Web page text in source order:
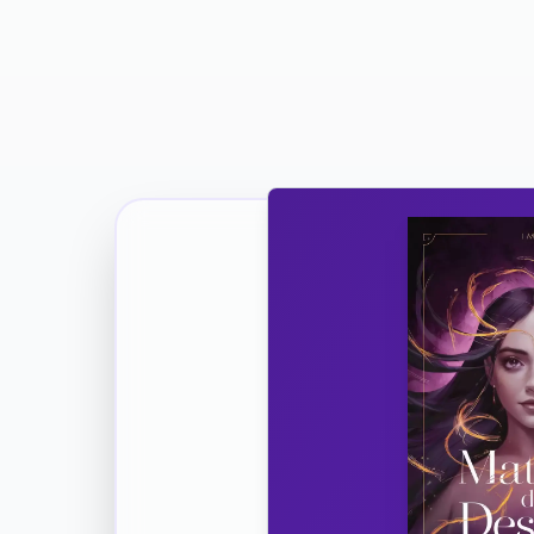
Vuoi
Ricevi la Tua Copia